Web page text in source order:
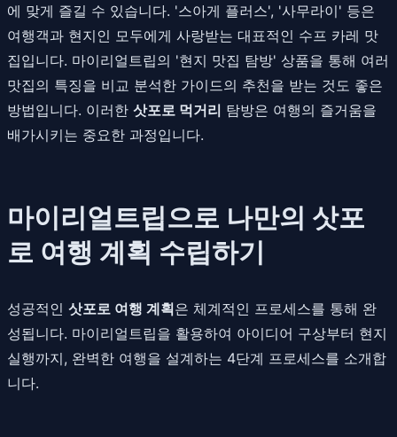
에 맞게 즐길 수 있습니다. '스아게 플러스', '사무라이' 등은
여행객과 현지인 모두에게 사랑받는 대표적인 수프 카레 맛
집입니다. 마이리얼트립의 '현지 맛집 탐방' 상품을 통해 여러
맛집의 특징을 비교 분석한 가이드의 추천을 받는 것도 좋은
방법입니다. 이러한 삿포로 먹거리 탐방은 여행의 즐거움을
배가시키는 중요한 과정입니다.
마이리얼트립으로 나만의 삿포
로 여행 계획 수립하기
성공적인 삿포로 여행 계획은 체계적인 프로세스를 통해 완
성됩니다. 마이리얼트립을 활용하여 아이디어 구상부터 현지
실행까지, 완벽한 여행을 설계하는 4단계 프로세스를 소개합
니다.